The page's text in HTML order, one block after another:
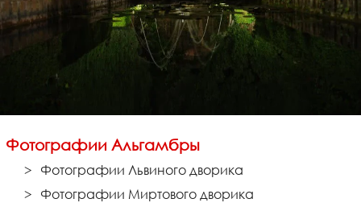
Фотографии Альгамбры
Фотографии Львиного дворика
Фотографии Миртового дворика